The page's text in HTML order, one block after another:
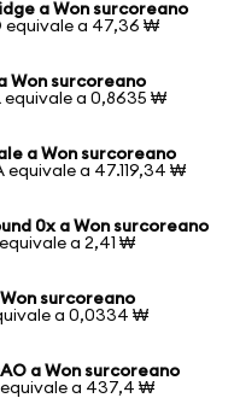
a Won surcoreano
equivale a 47,36 ₩
a Won surcoreano
equivale a 0,8635 ₩
a Won surcoreano
equivale a 47.119,34 ₩
0x a Won surcoreano
equivale a 2,41 ₩
Won surcoreano
a 0,0334 ₩
a Won surcoreano
equivale a 437,4 ₩